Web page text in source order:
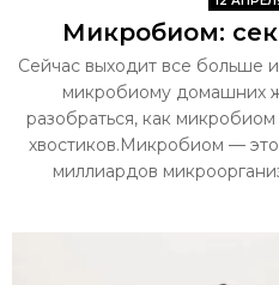
Микробиом:
Сейчас выходит все больше
микробиому домашних
разобраться, как
хвостиков.Микробиом —
миллиардов